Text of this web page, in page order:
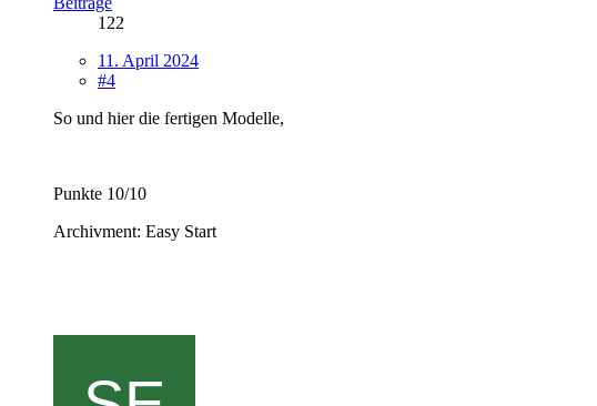
122
11. April 2024
#4
So und hier die fertigen Modelle,
Punkte 10/10
Archivment: Easy Start